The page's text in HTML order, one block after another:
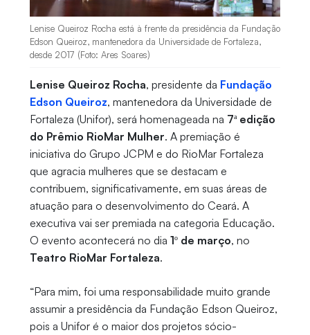
Lenise Queiroz Rocha está à frente da presidência da Fundação
Edson Queiroz, mantenedora da Universidade de Fortaleza,
desde 2017 (Foto: Ares Soares)
Lenise Queiroz Rocha, presidente da Fundação
Edson Queiroz, mantenedora da Universidade de
Fortaleza (Unifor), será homenageada na 7ª edição
do Prêmio RioMar Mulher. A premiação é
iniciativa do Grupo JCPM e do RioMar Fortaleza
que agracia mulheres que se destacam e
contribuem, significativamente, em suas áreas de
atuação para o desenvolvimento do Ceará. A
executiva vai ser premiada na categoria Educação.
O evento acontecerá no dia 1º de março, no
Teatro RioMar Fortaleza.
“Para mim, foi uma responsabilidade muito grande
assumir a presidência da Fundação Edson Queiroz,
pois a Unifor é o maior dos projetos sócio-